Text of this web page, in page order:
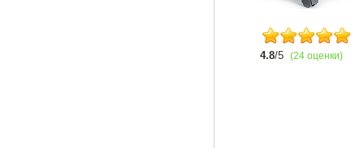
4.8/5 (24 оценки)